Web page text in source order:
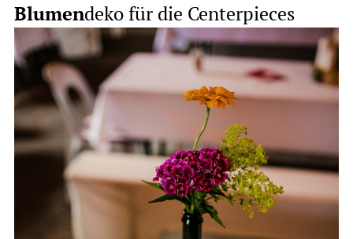
Blumendeko für die Centerpieces